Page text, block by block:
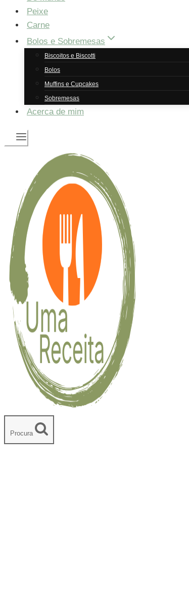
Peixe
Carne
Bolos e Sobremesas
Biscoitos e Biscotti
Bolos
Muffins e Cupcakes
Sobremesas
Acerca de mim
Procura